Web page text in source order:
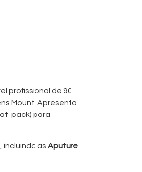
profissional de 90
Mount. Apresenta
pack) para
, incluindo as Aputure